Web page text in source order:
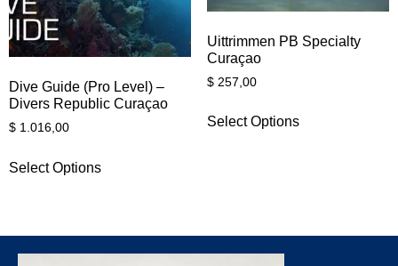
Dive Guide (Pro Level) –
Divers Republic Curaçao
$ 1.016,00
Select Options
Uittrimmen PB Specialty
Curaçao
$257,00
Select Options